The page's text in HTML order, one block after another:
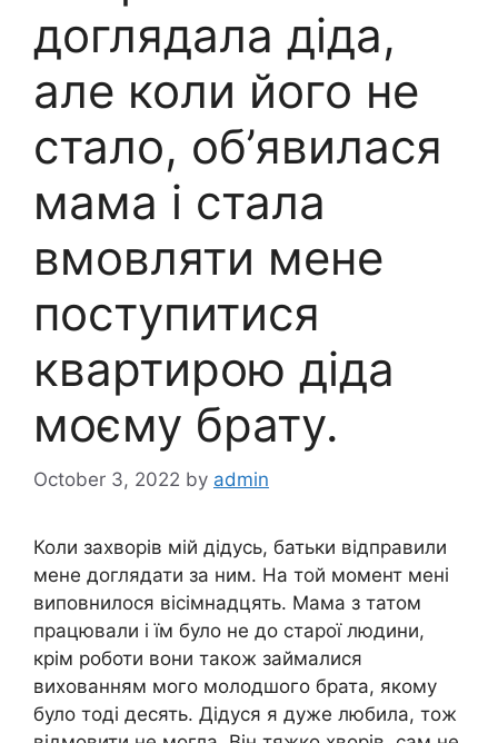
доглядала діда,
але коли його не
стало, об’явилася
мама і стала
вмовляти мене
поступитися
квартирою діда
моєму брату.
October 3, 2022 by admin
Коли захворів мій дідусь, батьки відправили
мене доглядати за ним. На той момент мені
виповнилося вісімнадцять. Мама з татом
працювали і їм було не до старої людини,
крім роботи вони також займалися
вихованням мого молодшого брата, якому
було тоді десять. Дідуся я дуже любила, тож